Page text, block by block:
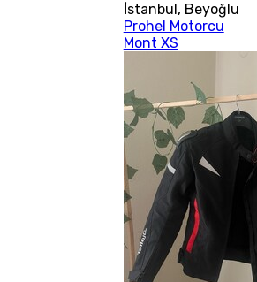
İstanbul , Beyoğlu
Prohel Motorcu
Mont XS